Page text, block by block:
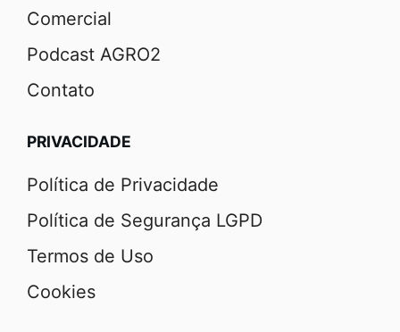
Comercial
Podcast AGRO2
Contato
PRIVACIDADE
Política de Privacidade
Política de Segurança LGPD
Termos de Uso
Cookies